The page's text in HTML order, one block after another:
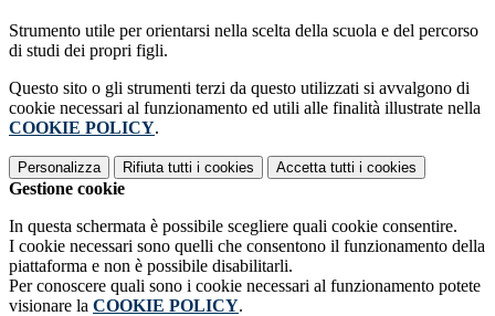
Strumento utile per orientarsi nella scelta della scuola e del percorso
di studi dei propri figli.
Questo sito o gli strumenti terzi da questo utilizzati si avvalgono di
cookie necessari al funzionamento ed utili alle finalità illustrate nella
COOKIE POLICY.
Personalizza Rifiuta tutti i cookies Accetta tutti i cookies
Gestione cookie
In questa schermata è possibile scegliere quali cookie consentire.
I cookie necessari sono quelli che consentono il funzionamento della
piattaforma e non è possibile disabilitarli.
Per conoscere quali sono i cookie necessari al funzionamento potete
visionare la COOKIE POLICY.